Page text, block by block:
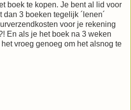
boek te kopen. Je bent al lid voor
3 boeken tegelijk ´lenen´
voor je rekening
En als je het boek na 3 weken
vroeg genoeg om het alsnog te